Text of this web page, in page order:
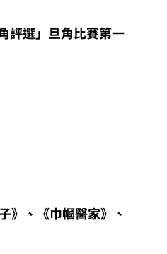
評選」旦角比賽第一
》、《巾幗醫家》、